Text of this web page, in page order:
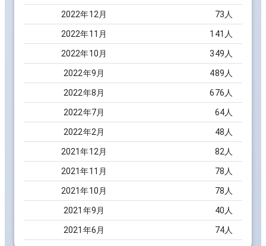
2022年12 月 73 人
2022年11 月 141 人
2022年10 月 349 人
2022年9 月 489 人
2022年8 月 676 人
2022年7月 64人
2022年2 月 48 人
2021年12 月 82 人
2021年11 月 78 人
2021年10 月 78 人
2021 年9 月 40 人
2021 年6 月 74人